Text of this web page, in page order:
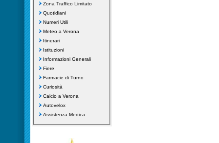
Zona Traffico Limitato
Quotidiani
Numeri Utili
Meteo a Verona
Itinerari
Istituzioni
Informazioni Generali
Fiere
Farmacie di Turno
Curiosità
Calcio a Verona
Autovelox
Assistenza Medica